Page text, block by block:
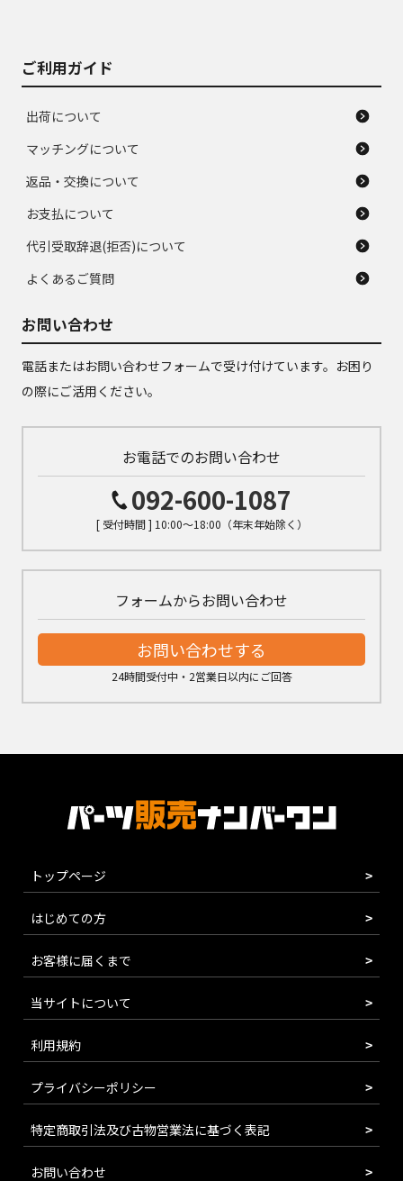
ご利用ガイド
出荷について
マッチングについて
返品・交換について
お支払について
代引受取辞退(拒否)について
よくあるご質問
お問い合わせ
電話またはお問い合わせフォームで受け付けています。お困り
の際にご活用ください。
お電話でのお問い合わせ
092-600-1087
[ 受付時間 ] 10:00～18:00（年末年始除く）
フォームからお問い合わせ
お問い合わせする
24時間受付中・2営業日以内にご回答
トップページ
はじめての方
お客様に届くまで
当サイトについて
利用規約
プライバシーポリシー
特定商取引法及び古物営業法に基づく表記
お問い合わせ